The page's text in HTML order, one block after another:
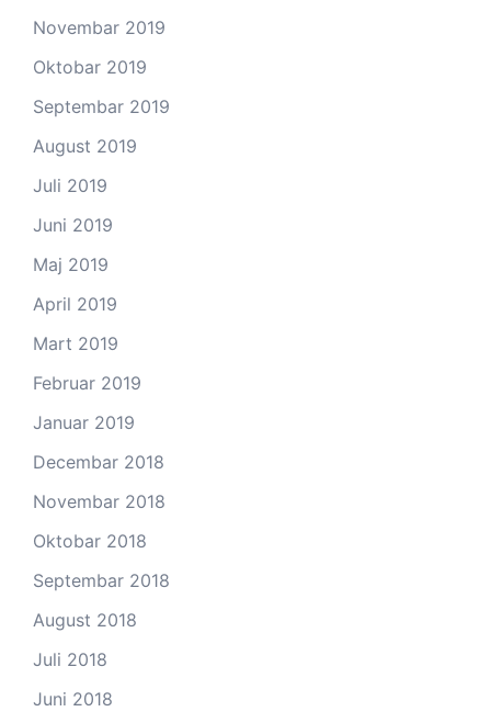
Novembar 2019
Oktobar 2019
Septembar 2019
August 2019
Juli 2019
Juni 2019
Maj 2019
April 2019
Mart 2019
Februar 2019
Januar 2019
Decembar 2018
Novembar 2018
Oktobar 2018
Septembar 2018
August 2018
Juli 2018
Juni 2018